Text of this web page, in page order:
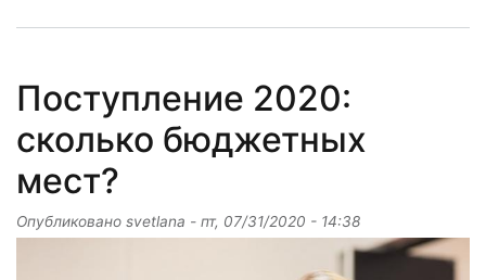
Поступление 2020:
сколько бюджетных
мест?
Опубликовано svetlana - пт, 07/31/2020 - 14:38